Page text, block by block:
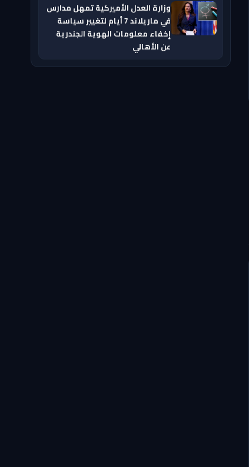
وزارة العدل الأميركية تمهل مدارس
في ماريلاند 7 أيام لتغيير سياسة
إخفاء معلومات الهوية الجندرية
عن الأهالي